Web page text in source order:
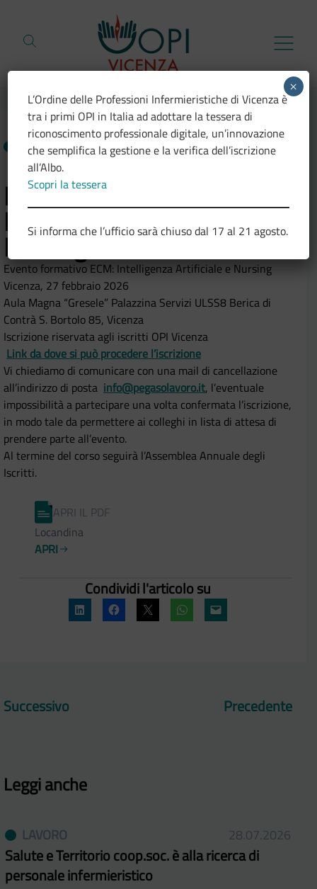
NEWS 27.01.2026
Evento formativo:
Intelligenza Artificiale e
Nursing
Evento formativo ECM: Intelligenza Artificiale e Nursing
Vicenza, 27 febbraio 2026
Aula Magna “Gresele” Palazzina Servizi ULSS8 Berica di
Contrà S. Bortolo 85, Vicenza
Iscrizione riservata agli iscritti OPI Vicenza
Link da dove si può procedere l’iscrizione
Vi chiediamo di comunicare con una mail di cancellazione
all’indirizzo di posta info@pegasolavoro.it, l’eventuale
impossibilità a partecipare una volta confermata l’iscrizione,
in modo tale da permettere ai colleghi in lista di attesa di
prendere parte all’evento.
Al termine del corso seguirà l’Assemblea Annuale degli
Iscritti.
APRI IL PDF
Locandina
APRI
Condividi l'articolo su
Successivo Precedente
Leggi anche
LAVORO 28.07.2026
Salute e Territorio coop.soc. è alla ricerca di
personale infermieristico
L’Ordine delle Professioni Infermieristiche di Vicenza è
tra i primi OPI in Italia ad adottare la tessera di
riconoscimento professionale digitale, un’innovazione
che semplifica la gestione e la verifica dell’iscrizione
all’Albo.
Scopri la tessera
Si informa che l’ufficio sarà chiuso dal 17 al 21 agosto.
×